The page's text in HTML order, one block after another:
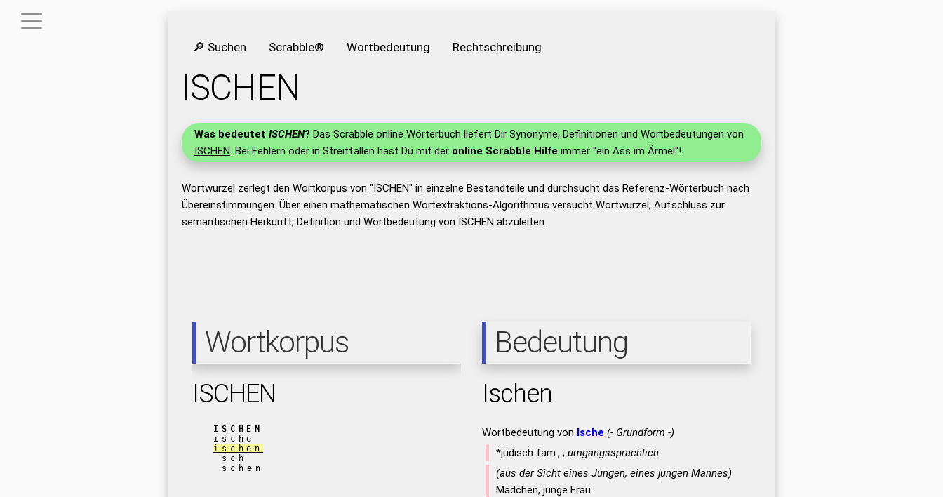
🔎 Suchen Scrabble® Wortbedeutung Rechtschreibung
ISCHEN
Was bedeutet ISCHEN? Das Scrabble online Wörterbuch liefert Dir Synonyme, Definitionen und Wortbedeutungen von
ISCHEN. Bei Fehlern oder in Streitfällen hast Du mit der online Scrabble Hilfe immer "ein Ass im Ärmel"!
Wortwurzel zerlegt den Wortkorpus von "ISCHEN" in einzelne Bestandteile und durchsucht das Referenz-Wörterbuch nach
Übereinstimmungen. Über einen mathematischen Wortextraktions-Algorithmus versucht Wortwurzel, Aufschluss zur
semantischen Herkunft, Definition und Wortbedeutung von ISCHEN abzuleiten.
Wortkorpus
ISCHEN
ISCHEN
ische
ischen
sch
schen
Bedeutung
Ischen
Wortbedeutung von Ische (- Grundform -)
*jüdisch fam., ; umgangssprachlich
(aus der Sicht eines Jungen, eines jungen Mannes)
Mädchen, junge Frau